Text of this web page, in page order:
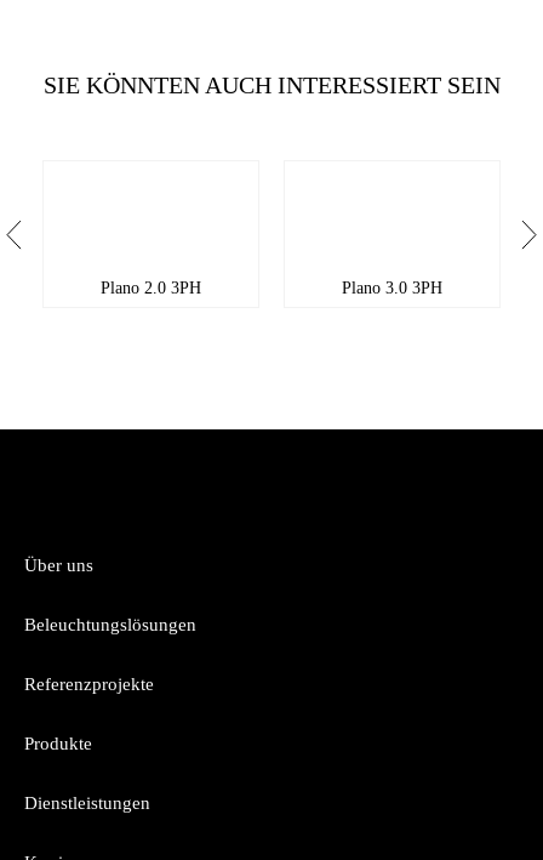
SIE KÖNNTEN AUCH INTERESSIERT SEIN
Plano 2.0 3PH Plano 3.0 3PH
Über uns
Beleuchtungslösungen
Referenzprojekte
Produkte
Dienstleistungen